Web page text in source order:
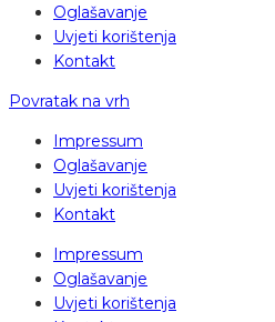
Oglašavanje
Uvjeti korištenja
Kontakt
Povratak na vrh
Impressum
Oglašavanje
Uvjeti korištenja
Kontakt
Impressum
Oglašavanje
Uvjeti korištenja